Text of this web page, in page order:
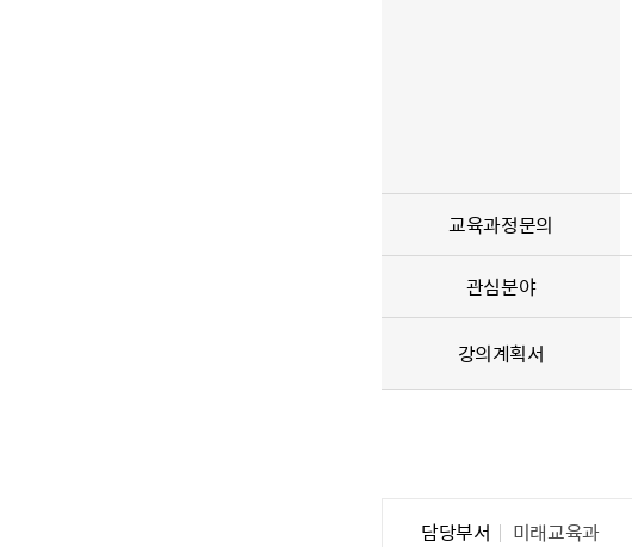
교육과정문의
관심분야
강의계획서
담당부서 미래교육과